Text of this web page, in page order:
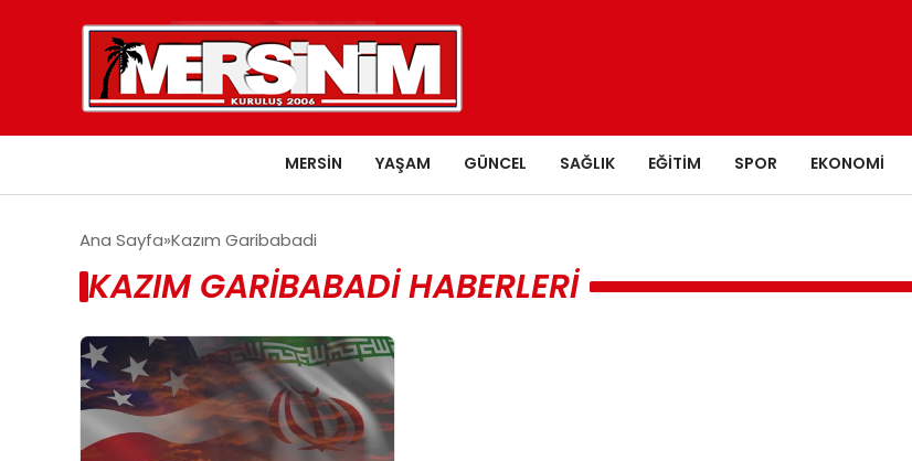
MERSIN YAŞAM GÜNCEL SAĞLIK EĞITIM SPOR EKONOMI
Ana Sayfa Kazım Garibabadi
KAZIM GARIBABADI HABERLERI